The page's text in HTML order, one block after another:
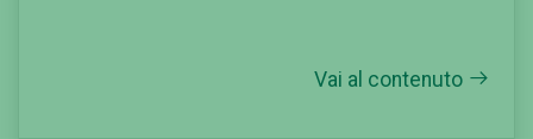
Vai al contenuto